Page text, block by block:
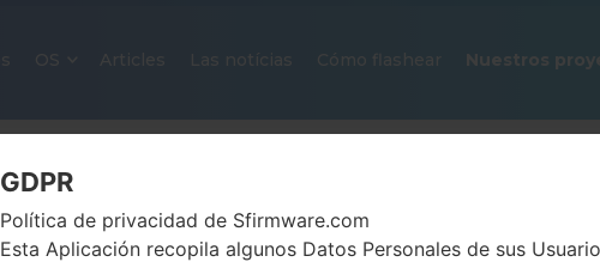
Las notícias Cómo flashear Nuestros
GDPR
Política de privacidad de Sfirmware.com
Esta Aplicación recopila algunos Datos Personales de sus